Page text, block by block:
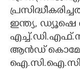
ഇന്ത്യ, ഡ്യൂഷെ
ആൻഡ്